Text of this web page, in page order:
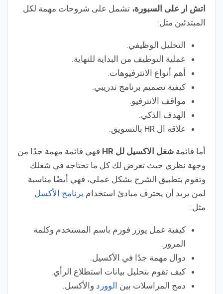
اتش ار على السبورة، تشمل على شروحات مهمة لكل
المبتدئين مثل:
التحليل الوظيفي.
عملية التوظيف من البداية للنهاية.
أهم أنواع الانترفيوهات.
كيفية تصميم برنامج تدريبي.
مواقف الانترفيو.
الهدف الذكي.
علاقة ال HR بالتسويق.
أما قائمة شغل الاكسيل لل HR
فهي قائمة مهمة جدًا من
وجهة نظري حيث تعرض لك كل ما تحتاجه في شغلك
وتقوم بتطبيق الشرح بشكل عملي، فهي أيضًا مناسبة
لمن يريد أن يحترف مبادئ استخدام برنامج الأكسل
مثل:
كيفية عمل يوزر فورم باسم المستخدم وكلمة
المرور.
دوال مهمة جدًا في الأكسيل.
كيف تقوم بتحليل بيانات استطلاع الرأي.
دمج المراسلات بين الوورد والأكسل.